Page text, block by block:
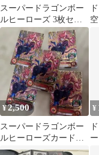
スーパードラゴンボー
ルヒーローズ 3枚セッ
ト
¥2,500
スーパードラゴンボー
ルヒーローズカードグ
ミ19ゴジータ:ゼノ
¥